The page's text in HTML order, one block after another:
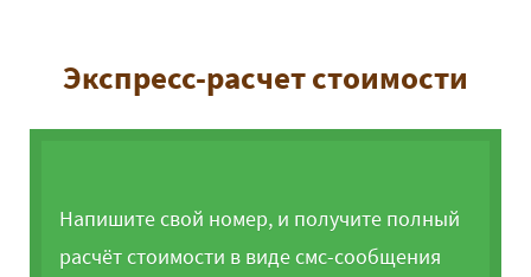
Экспресс-расчет стоимости
Напишите свой номер, и получите полный
расчёт стоимости в виде смс-сообщения